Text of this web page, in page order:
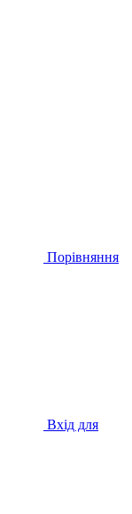
Порівняння
Вхід для